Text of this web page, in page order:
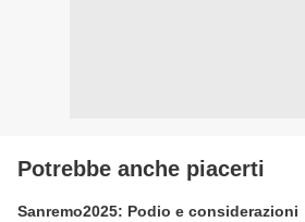
Potrebbe anche piacerti
Sanremo2025: Podio e considerazioni